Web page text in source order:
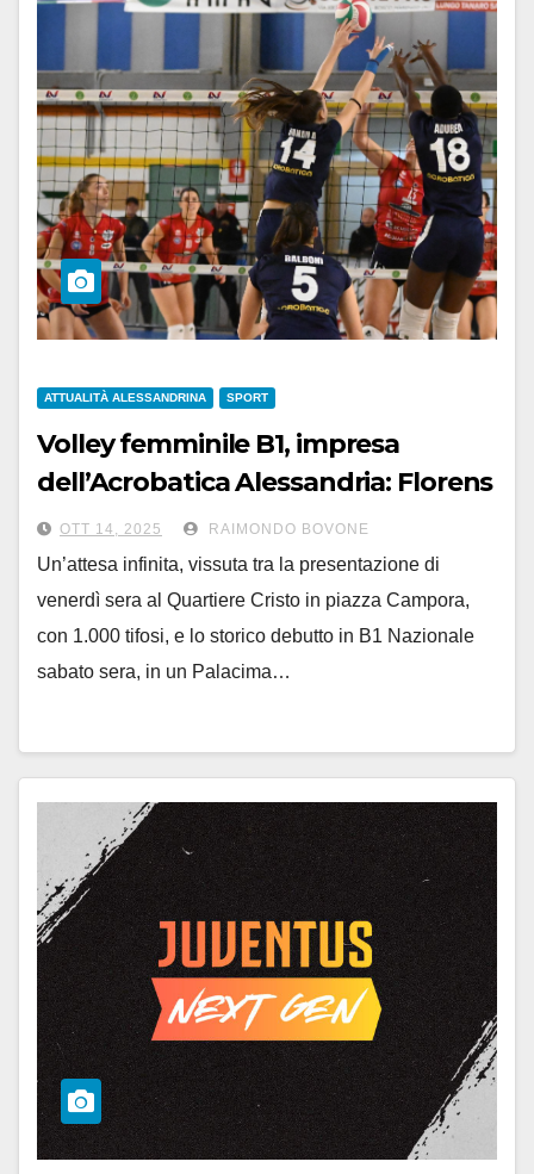
ATTUALITÀ ALESSANDRINA SPORT
Volley femminile B1, impresa
dell’Acrobatica Alessandria: Florens
Vigevano battuta 3-2
OTT 14, 2025 RAIMONDO BOVONE
Un’attesa infinita, vissuta tra la presentazione di
venerdì sera al Quartiere Cristo in piazza Campora,
con 1.000 tifosi, e lo storico debutto in B1 Nazionale
sabato sera, in un Palacima…